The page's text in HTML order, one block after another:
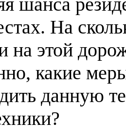
На
на этой
какие
данную